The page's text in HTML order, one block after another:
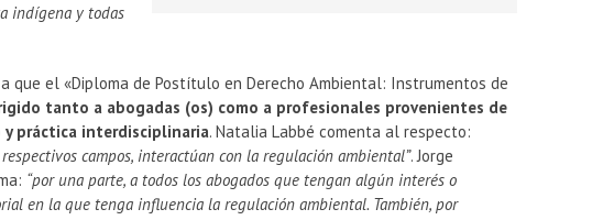
indígena y todas
el «Diploma de Postítulo en Derecho Ambiental: Instrumentos de
tanto a abogadas (os) como a profesionales provenientes de
práctica interdisciplinaria. Natalia Labbé comenta al respecto:
campos, interactúan con la regulación ambiental”. Jorge
“por una parte, a todos los abogados que tengan algún interés o
en la que tenga influencia la regulación ambiental. También, por